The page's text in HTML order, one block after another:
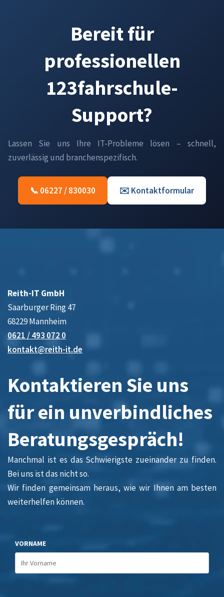
Bereit für
professionellen
123fahrschule-
Support?
Lassen Sie uns Ihre IT-Probleme lösen – schnell,
zuverlässig und branchenspezifisch.
📞 06227 / 830030 ✉️ Kontaktformular
Reith-IT GmbH
Saarburger Ring 47
68229 Mannheim
0621 / 493 072 0
kontakt@reith-it.de
Kontaktieren Sie uns
für ein unverbindliches
Beratungsgespräch!
Manchmal ist es das Schwierigste zueinander zu finden.
Bei uns ist das nicht so.
Wir finden gemeinsam heraus, wie wir Ihnen am besten
weiterhelfen können.
VORNAME